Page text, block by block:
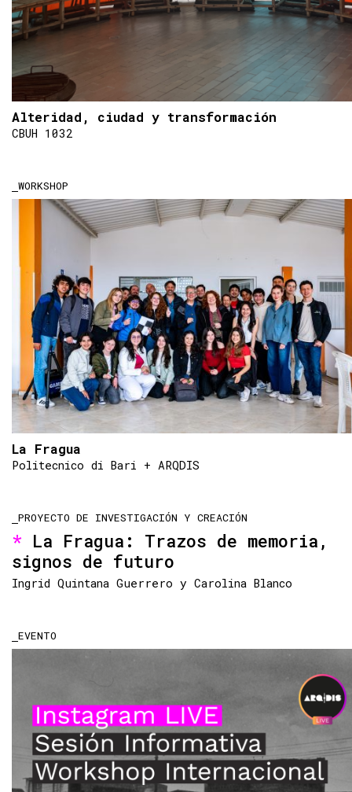
Alteridad, ciudad y transformación
CBUH 1032
WORKSHOP
La Fragua
Politecnico di Bari + ARQDIS
PROYECTO DE INVESTIGACIÓN Y CREACIÓN
La Fragua: Trazos de memoria,
signos de futuro
Ingrid Quintana Guerrero y Carolina Blanco
EVENTO